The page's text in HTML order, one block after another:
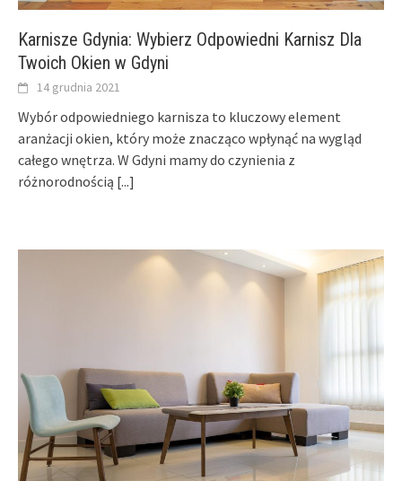
Karnisze Gdynia: Wybierz Odpowiedni Karnisz Dla
Twoich Okien w Gdyni
14 grudnia 2021
Wybór odpowiedniego karnisza to kluczowy element
aranżacji okien, który może znacząco wpłynąć na wygląd
całego wnętrza. W Gdyni mamy do czynienia z
różnorodnością [...]